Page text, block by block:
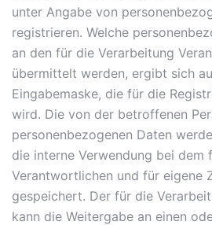
unter Angabe von
registrieren. Welche
an den für die Verarbeitung
übermittelt werden, ergibt sich
Eingabemaske, die für die
wird. Die von der betroffenen
personenbezogenen Daten
die interne Verwendung bei dem
Verantwortlichen und für eigene
gespeichert. Der für die
kann die Weitergabe an einen